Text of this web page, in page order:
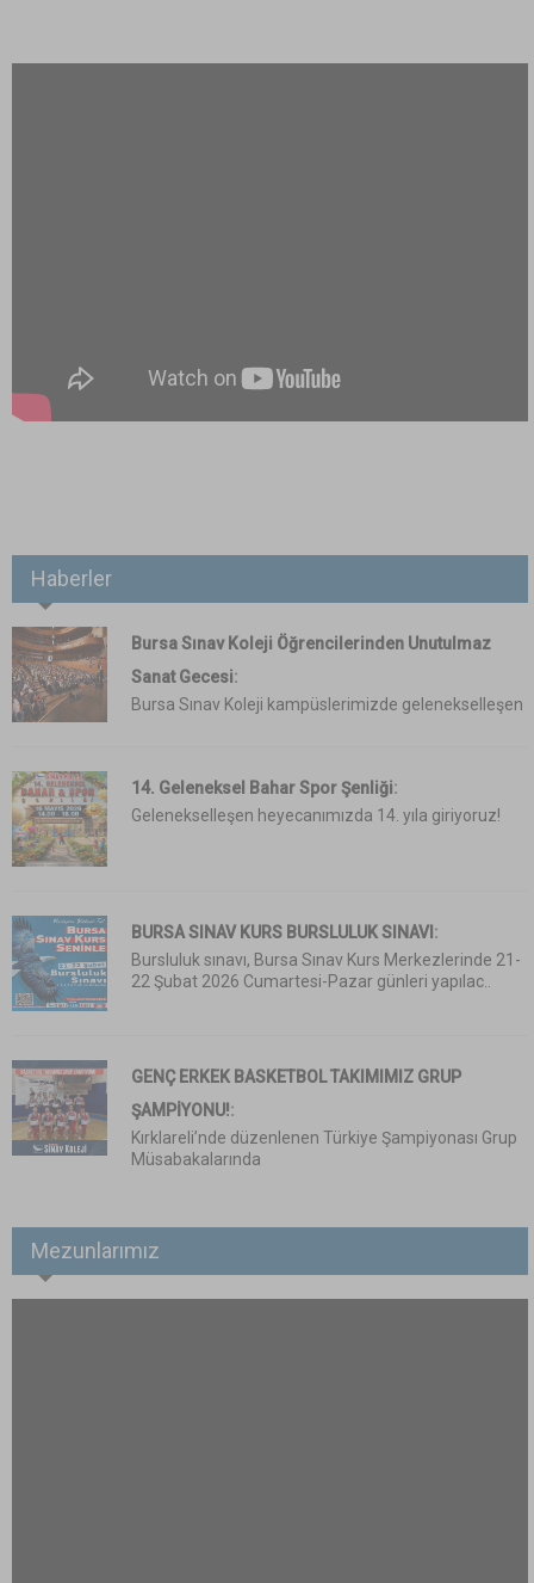
Haberler
Bursa Sınav Koleji Öğrencilerinden Unutulmaz
Sanat Gecesi:
Bursa Sınav Koleji kampüslerimizde gelenekselleşen
14. Geleneksel Bahar Spor Şenliği:
Gelenekselleşen heyecanımızda 14. yıla giriyoruz!
BURSA SINAV KURS BURSLULUK SINAVI :
Bursluluk sınavı, Bursa Sınav Kurs Merkezlerinde 21-
22 Şubat 2026 Cumartesi-Pazar günleri yapılac..
GENÇ ERKEK BASKETBOL TAKIMIMIZ GRUP
ŞAMPİYONU!:
Kırklareli’nde düzenlenen Türkiye Şampiyonası Grup
Müsabakalarında
Mezunlarımız